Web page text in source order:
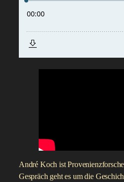
André Koch ist
Gespräch geht es um die